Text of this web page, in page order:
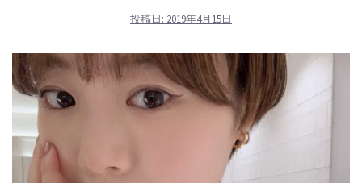
投稿日: 2019年4月15日